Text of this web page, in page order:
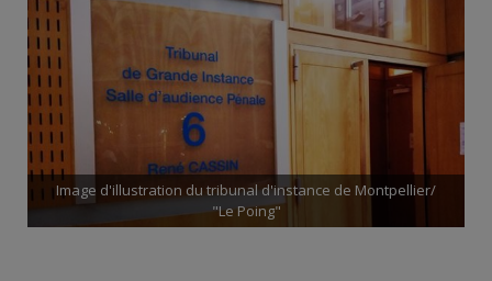
Image d'illustration du tribunal d'instance de Montpellier/
"Le Poing"